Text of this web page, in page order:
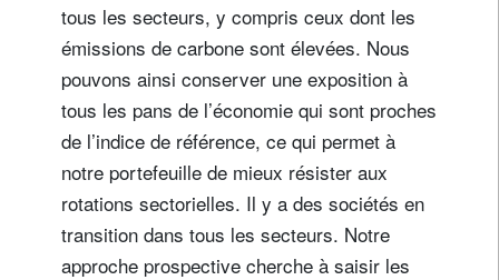
tous les secteurs, y compris ceux dont les
émissions de carbone sont élevées. Nous
pouvons ainsi conserver une exposition à
tous les pans de l’économie qui sont proches
de l’indice de référence, ce qui permet à
notre portefeuille de mieux résister aux
rotations sectorielles. Il y a des sociétés en
transition dans tous les secteurs. Notre
approche prospective cherche à saisir les